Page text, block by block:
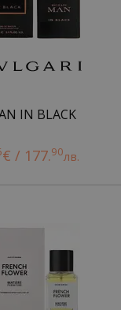
IN BLACK
€ / 177.90лв.